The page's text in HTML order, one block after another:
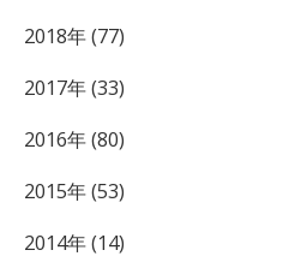
2018年 (77)
2017年 (33)
2016年 (80)
2015年 (53)
2014年 (14)